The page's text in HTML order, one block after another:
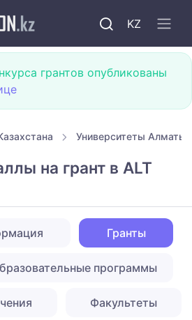
KZ
грантов опубликованы
Университеты Алматы
на грант в ALT
Гранты
программы
Факультеты